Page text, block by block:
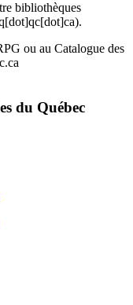
bibliothèques
.
ou au Catalogue des
du Québec